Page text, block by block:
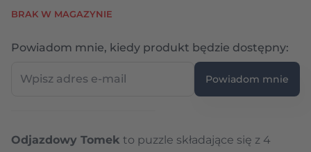
BRAK W MAGAZYNIE
Powiadom mnie, kiedy produkt będzie dostępny:
Powiadom mnie
Odjazdowy Tomek to puzzle składające się z 4